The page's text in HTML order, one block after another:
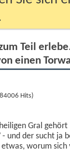
Teil
einen
Hits)
Gral
und der sucht ja
etwas, worum